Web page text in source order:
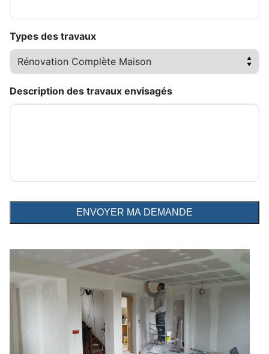
Types des travaux
Description des travaux envisagés